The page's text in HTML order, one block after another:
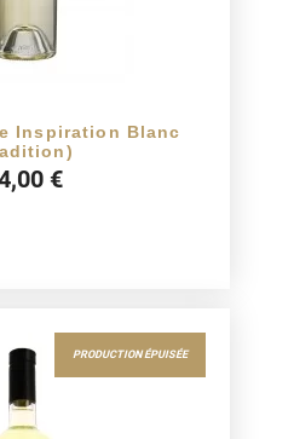
Inspiration Blanc
€
PRODUCTION ÉPUISÉE